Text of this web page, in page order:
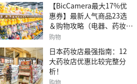
【BicCamera最大17%优
惠券】最新人气商品23选
＆购物攻略（电器、药妆、
玩具等）
购物
日本药妆店最强指南：12
大药妆店优惠比较完整分
析！
购物